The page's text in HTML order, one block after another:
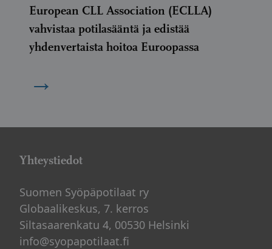
European CLL Association (ECLLA)
vahvistaa potilasääntä ja edistää
yhdenvertaista hoitoa Euroopassa
→
Yhteystiedot
Suomen Syöpäpotilaat ry
Globaalikeskus, 7. kerros
Siltasaarenkatu 4, 00530 Helsinki
info@syopapotilaat.fi